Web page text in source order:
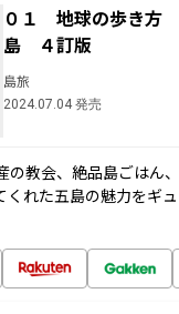
０１ 地球の歩き
島 ４訂版
島旅
2024.07.04 発売
の教会、絶品島ごはん
くれた五島の魅力をギュ